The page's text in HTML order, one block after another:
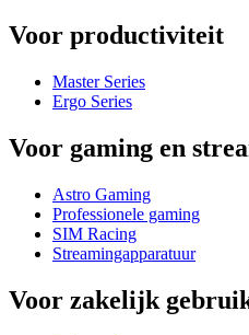
Voor productiviteit
Master Series
Ergo Series
Voor gaming en
Astro Gaming
Professionele gaming
SIM Racing
Streamingapparatuur
Voor zakelijk